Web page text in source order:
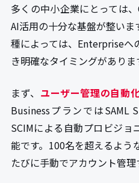
多くの中小企業にとっては
AI活用の十分な基盤が整い
種によっては、Enterpriseへ
き明確なタイミングがありま
まず、 ユーザー管理の自動
BusinessプランではSAML
SCIMによる自動プロビジ
能です。100名を超えるよう
たびに手動でアカウント管理